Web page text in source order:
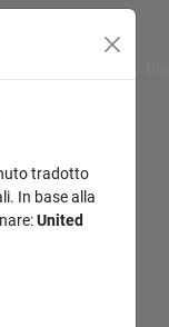
tradotto
In base alla
United